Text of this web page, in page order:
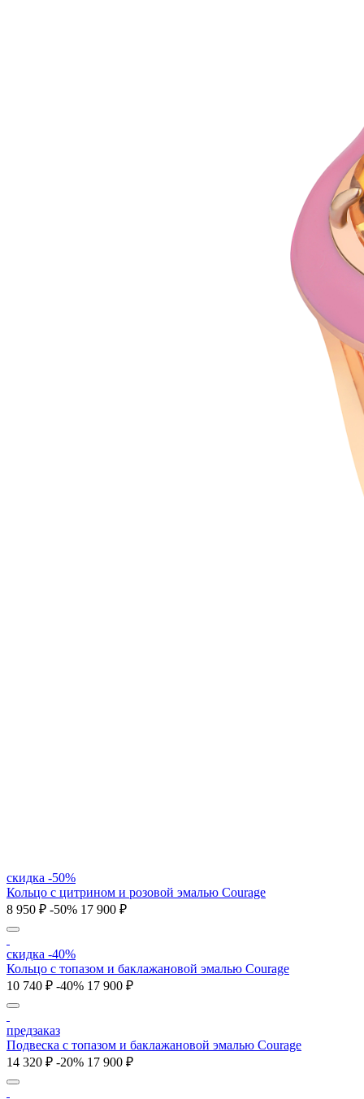
скидка -50%
Кольцо с цитрином и розовой эмалью Courage
8 950 ₽ -50% 17 900 ₽
скидка -40%
Кольцо с топазом и баклажановой эмалью Courage
10 740 ₽ -40% 17 900 ₽
предзаказ
Подвеска с топазом и баклажановой эмалью Courage
14 320 ₽ -20% 17 900 ₽